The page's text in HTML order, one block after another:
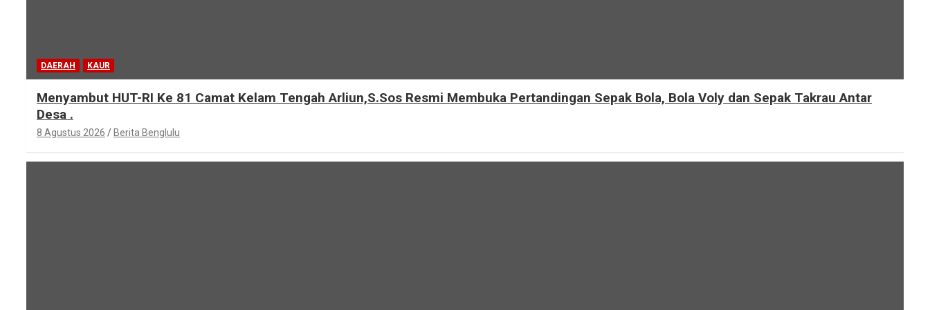
DAERAH KAUR
Menyambut HUT-RI Ke 81 Camat Kelam Tengah Arliun,S.Sos Resmi Membuka Pertandingan Sepak Bola, Bola Voly dan Sepak Takrau Antar
Desa .
8 Agustus 2026 Berita Benglulu